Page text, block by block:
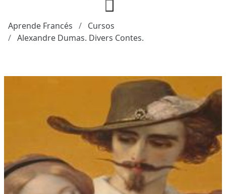
Aprende Francés
Cursos
Alexandre Dumas. Divers Contes.